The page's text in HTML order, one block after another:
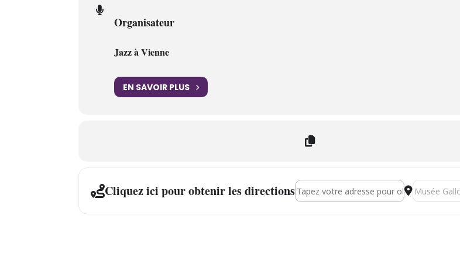
Organisateur
Jazz à Vienne
EN SAVOIR PLUS
Cliquez ici pour obtenir les directionsAddress - Amin Al Aiedy quartet [dWjPI34uJ]
Destination